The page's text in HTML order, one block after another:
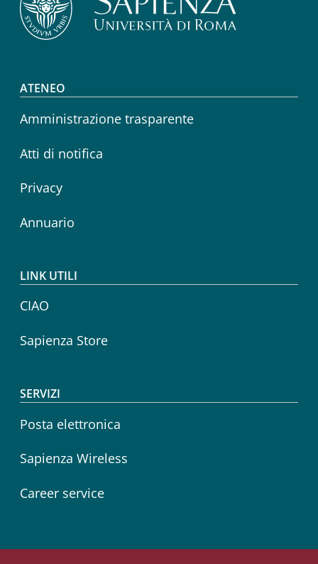
Footer menu
ATENEO
Amministrazione trasparente
Atti di notifica
Privacy
Annuario
LINK UTILI
CIAO
Sapienza Store
SERVIZI
Posta elettronica
Sapienza Wireless
Career service